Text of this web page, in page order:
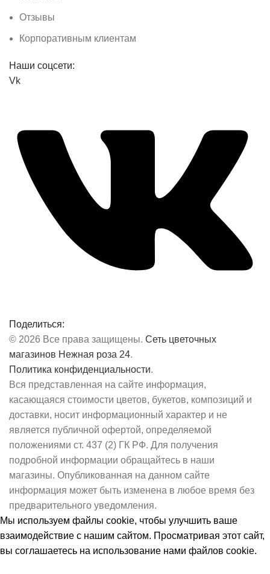
Отзывы
Корпоративным клиентам
Наши соцсети:
Vk
Поделиться:
© 2026 Все права защищены. Сеть цветочных
магазинов Нежная роза 24.
Политика конфиденциальности.
Вся представленная на сайте информация,
касающаяся стоимости цветов, букетов, композиций и
доставки, носит информационный характер и не
является публичной офертой, определяемой
положениями ст. 437 (2) ГК РФ. Для получения
подробной информации обращайтесь в наши
магазины. Опубликованная на данном сайте
информация может быть изменена в любое время без
предварительного уведомления.
Мы используем файлы cookie, чтобы улучшить ваше
взаимодействие с нашим сайтом. Просматривая этот сайт,
вы соглашаетесь на использование нами файлов cookie.